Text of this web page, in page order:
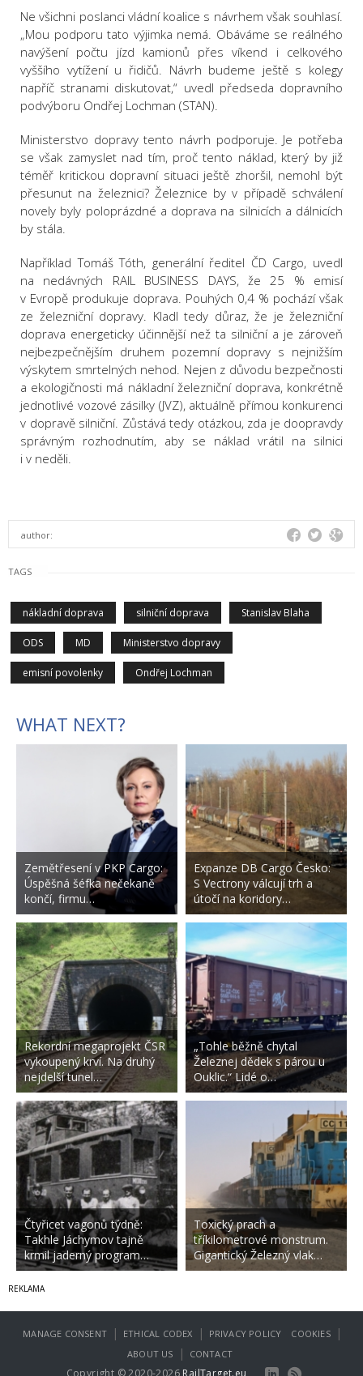
Ne všichni poslanci vládní koalice s návrhem však souhlasí.
„Mou podporu tato výjimka nemá. Obáváme se reálného
navýšení počtu jízd kamionů přes víkend i celkového
vyššího vytížení u řidičů. Návrh budeme ještě s kolegy
napříč stranami diskutovat,“ uvedl předseda dopravního
podvýboru Ondřej Lochman (STAN).
Ministerstvo dopravy tento návrh podporuje. Je potřeba
se však zamyslet nad tím, proč tento náklad, který by již
téměř kritickou dopravní situaci ještě zhoršil, nemohl být
přesunut na železnici? Železnice by v případě schválení
novely byly poloprázdné a doprava na silnicích a dálnicích
by stála.
Například Tomáš Tóth, generální ředitel ČD Cargo, uvedl
na nedávných RAIL BUSINESS DAYS, že 25 % emisí
v Evropě produkuje doprava. Pouhých 0,4 % pochází však
ze železniční dopravy. Kladl tedy důraz, že je železniční
doprava energeticky účinnější než ta silniční a je zároveň
nejbezpečnějším druhem pozemní dopravy s nejnižším
výskytem smrtelných nehod. Nejen z důvodu bezpečnosti
a ekologičnosti má nákladní železniční doprava, konkrétně
jednotlivé vozové zásilky (JVZ), aktuálně přímou konkurenci
v dopravě silniční. Zůstává tedy otázkou, zda je doopravdy
správným rozhodnutím, aby se náklad vrátil na silnici
i v neděli.
author:
TAGS
nákladní doprava silniční doprava Stanislav Blaha
ODS MD Ministerstvo dopravy
emisní povolenky Ondřej Lochman
WHAT NEXT?
Zemětřesení v PKP Cargo:
Úspěšná šéfka nečekaně
končí, firmu…
Rekordní megaprojekt ČSR
vykoupený krví. Na druhý
nejdelší tunel…
Čtyřicet vagonů týdně:
Takhle Jáchymov tajně
krmil jaderný program…
Expanze DB Cargo Česko:
S Vectrony válcují trh a
útočí na koridory…
„Tohle běžně chytal
Železnej dědek s párou u
Ouklic.“ Lidé o…
Toxický prach a
tříkilometrové monstrum.
Gigantický Železný vlak…
MANAGE CONSENT | ETHICAL CODEX | PRIVACY POLICY COOKIES |
ABOUT US | CONTACT